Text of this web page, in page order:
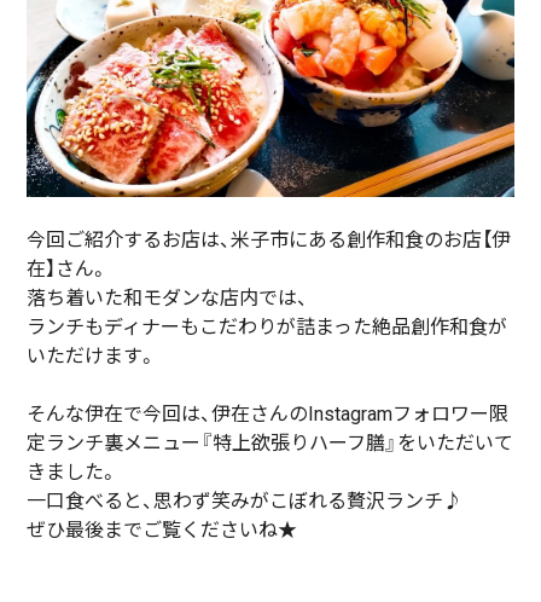
今回ご紹介するお店は、米子市にある創作和食のお店【伊
在】さん。
落ち着いた和モダンな店内では、
ランチもディナーもこだわりが詰まった絶品創作和食が
いただけます。
そんな伊在で今回は、伊在さんのInstagramフォロワー限
定ランチ裏メニュー『特上欲張りハーフ膳』をいただいて
きました。
一口食べると、思わず笑みがこぼれる贅沢ランチ♪
ぜひ最後までご覧くださいね★